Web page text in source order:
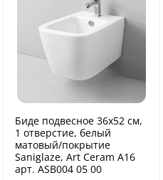
Биде подвесное 36х52 см,
1 отверстие, белый
матовый/покрытие
Saniglaze, Art Ceram A16
арт. ASB004 05 00